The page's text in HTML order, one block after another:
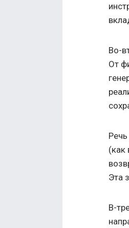
Во-
От
(как
Эта
В-